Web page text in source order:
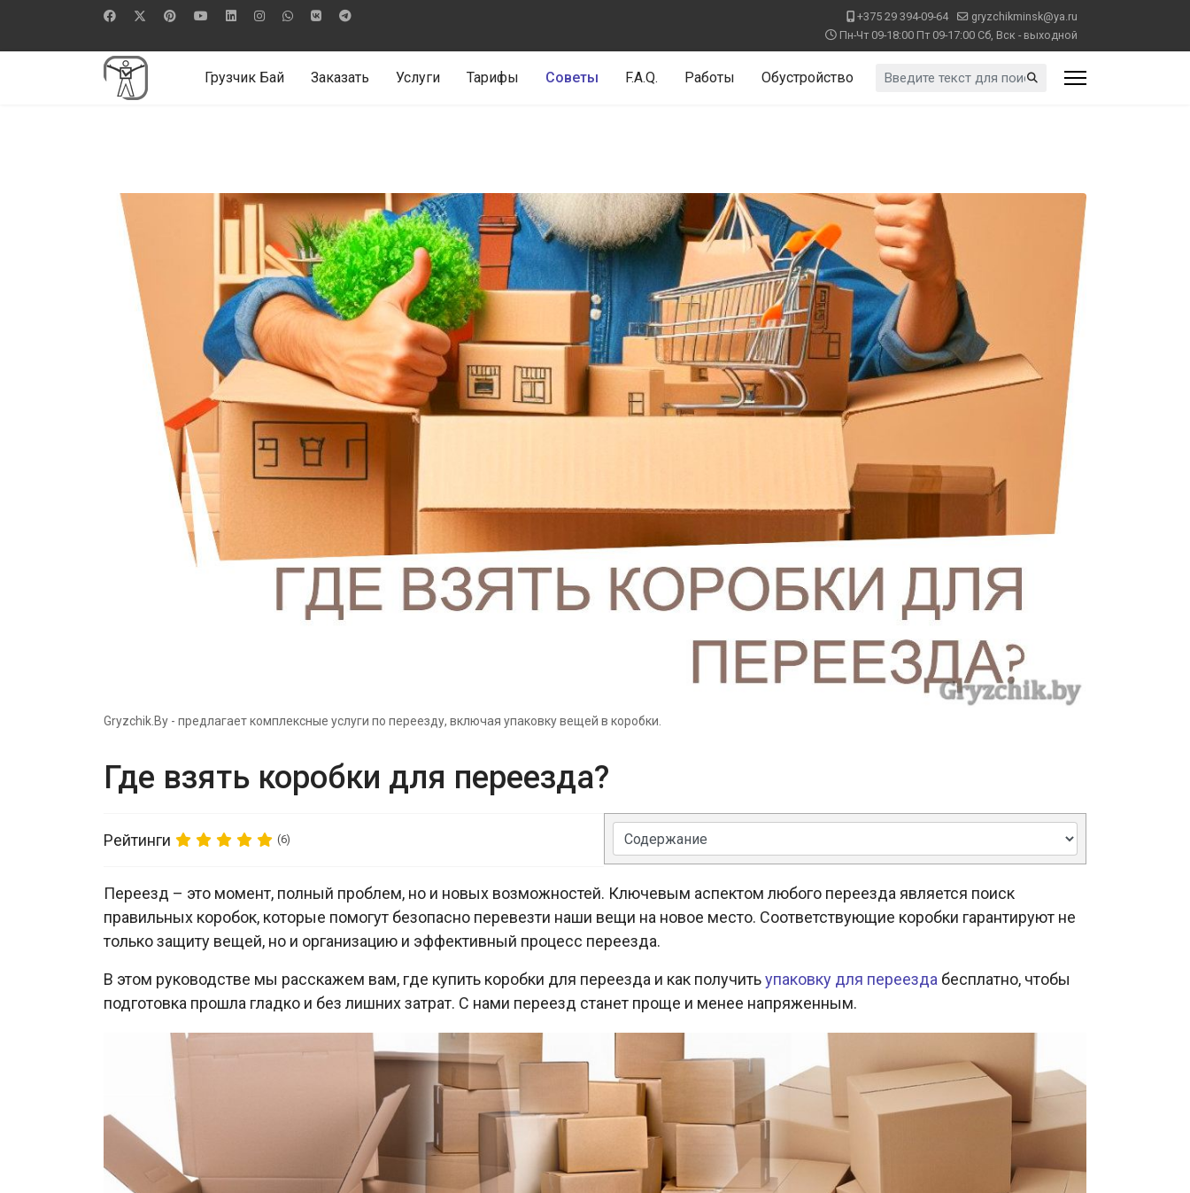
+375 29 394-09-64
gryzchikminsk@ya.ru
Пн-Чт 09-18:00 Пт 09-17:00 Сб, Вск - выходной
Грузчик Бай Заказать Услуги Тарифы Советы F.A.Q. Работы Обустройство Искать...
Gryzchik.By - предлагает комплексные услуги по переезду, включая упаковку вещей в коробки.
Где взять коробки для переезда?
Рейтинги (6)
Переезд – это момент, полный проблем, но и новых возможностей. Ключевым аспектом любого переезда является поиск
правильных коробок, которые помогут безопасно перевезти наши вещи на новое место. Соответствующие коробки гарантируют не
только защиту вещей, но и организацию и эффективный процесс переезда.
В этом руководстве мы расскажем вам, где купить коробки для переезда и как получитьупаковку для переезда бесплатно, чтобы
подготовка прошла гладко и без лишних затрат. С нами переезд станет проще и менее напряженным.